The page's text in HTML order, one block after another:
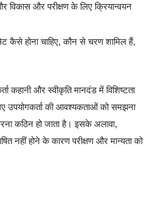
विकास और परीक्षण के लिए क्रियान्वयन
कैसे होना चाहिए, कौन से चरण शामिल हैं,
कहानी और स्वीकृति मानदंड में विशिष्टता
उपयोगकर्ता की आवश्यकताओं को समझना
कठिन हो जाता है। इसके अलावा,
नहीं होने के कारण परीक्षण और मान्यता को